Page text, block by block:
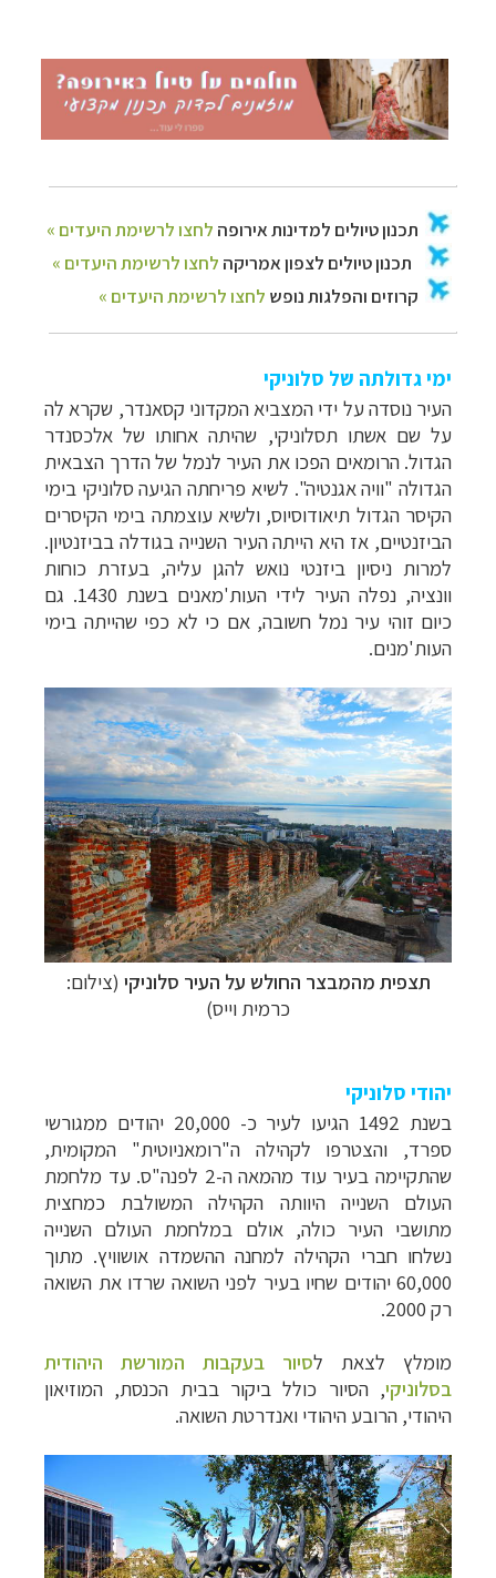
ימי גדולתה של סלוניקי
העיר נוסדה על ידי המצביא המקדוני קסאנדר, שקרא לה
על שם אשתו תסלוניקי, שהיתה אחותו של אלכסנדר
הגדול. הרומאים הפכו את העיר לנמל של הדרך הצבאית
הגדולה "וויה אגנטיה". לשיא פריחתה הגיעה סלוניקי בימי
הקיסר הגדול תיאודוסיוס, ולשיא עוצמתה בימי הקיסרים
הביזנטיים, אז היא הייתה העיר השנייה בגודלה בביזנטיון.
למרות ניסיון ביזנטי נואש להגן עליה, בעזרת כוחות
וונציה, נפלה העיר לידי העות'מאנים בשנת 1430. גם
כיום זוהי עיר נמל חשובה, אם כי לא כפי שהייתה בימי
העות'מנים.
תצפית מהמבצר החולש על העיר סלוניקי (צילום:
כרמית וייס)
יהודי סלוניקי
בשנת 1492 הגיעו לעיר כ- 20,000 יהודים ממגורשי
ספרד, והצטרפו לקהילה ה"רומאניוטית" המקומית,
שהתקיימה בעיר עוד מהמאה ה-2 לפנה"ס. עד מלחמת
העולם השנייה היוותה הקהילה המשולבת כמחצית
מתושבי העיר כולה, אולם במלחמת העולם השנייה
נשלחו חברי הקהילה למחנה ההשמדה אושוויץ. מתוך
60,000 יהודים שחיו בעיר לפני השואה שרדו את השואה
רק 2000.
מומלץ לצאת לסיור בעקבות המורשת היהודית
בסלוניקי, הסיור כולל ביקור בבית הכנסת, המוזיאון
היהודי, הרובע היהודי ואנדרטת השואה.